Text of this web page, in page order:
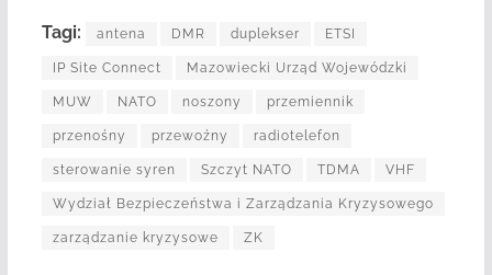
Tagi: antena DMR duplekser ETSI
IP Site Connect Mazowiecki Urząd Wojewódzki
MUW NATO noszony przemiennik
przenośny przewoźny radiotelefon
sterowanie syren Szczyt NATO TDMA VHF
Wydział Bezpieczeństwa i Zarządzania Kryzysowego
zarządzanie kryzysowe ZK